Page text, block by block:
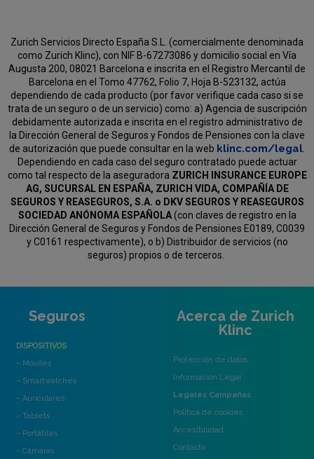
Zurich Servicios Directo España S.L. (comercialmente denominada
como Zurich Klinc), con NIF B-67273086 y domicilio social en Vía
Augusta 200, 08021 Barcelona e inscrita en el Registro Mercantil de
Barcelona en el Tomo 47762, Folio 7, Hoja B-523132, actúa
dependiendo de cada producto (por favor verifique cada caso si se
trata de un seguro o de un servicio) como: a) Agencia de suscripción
debidamente autorizada e inscrita en el registro administrativo de
la Dirección General de Seguros y Fondos de Pensiones con la clave
de autorización que puede consultar en la web klinc.com/legal.
Dependiendo en cada caso del seguro contratado puede actuar
como tal respecto de la aseguradora ZURICH INSURANCE EUROPE
AG, SUCURSAL EN ESPAÑA, ZURICH VIDA, COMPAÑÍA DE
SEGUROS Y REASEGUROS, S.A. o DKV SEGUROS Y REASEGUROS
SOCIEDAD ANÓNOMA ESPAÑOLA(con claves de registro en la
Dirección General de Seguros y Fondos de Pensiones E0189, C0039
y C0161 respectivamente), o b) Distribuidor de servicios (no
seguros) propios o de terceros.
Seguros
DISPOSITIVOS
– Móviles
– Smartwatches
– Auriculares
– Tablets
– Portátiles
– Cámaras
Acerca de Zurich
Klinc
Protección de datos
Información Legal
Legales Campañas
Política de cookies
Accesibilidad
Contacto